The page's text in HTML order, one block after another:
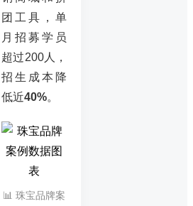
团工具，单
月招募学员
超过200人，
招生成本降
低近40%。
📊 珠宝品牌案